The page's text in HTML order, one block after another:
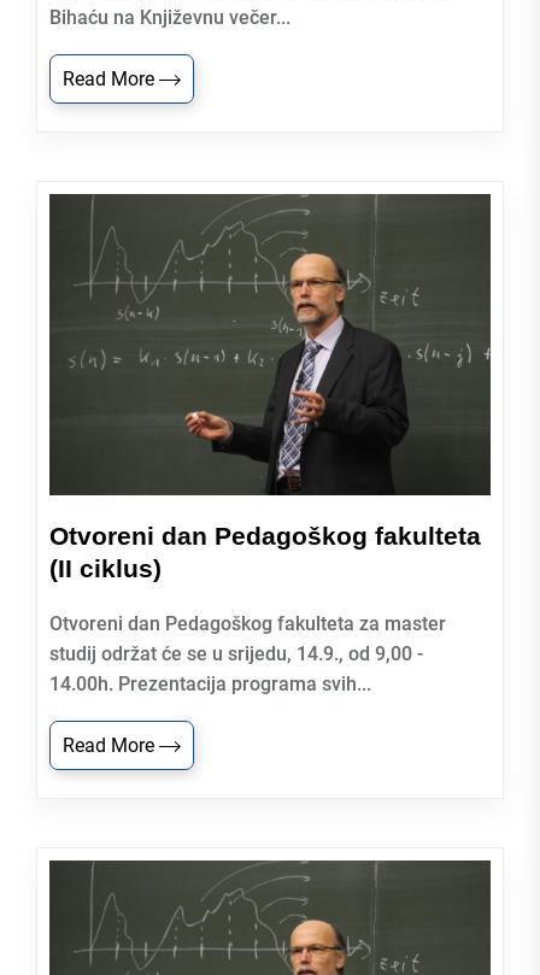
Bihaću na Književnu večer...
Read More
Otvoreni dan Pedagoškog fakulteta
(II ciklus)
Otvoreni dan Pedagoškog fakulteta za master
studij održat će se u srijedu, 14.9., od 9,00 -
14.00h. Prezentacija programa svih...
Read More